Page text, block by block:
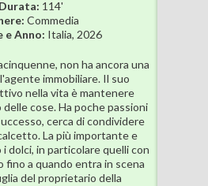
Durata: 114'
Commedia
e Anno: Italia, 2026
non ha ancora una
immobiliare. Il suo
nella vita è mantenere
cose. Ha poche passioni
cerca di condividere
La più importante e
dolci, in particolare quelli con
fino a quando entra in scena
del proprietario della